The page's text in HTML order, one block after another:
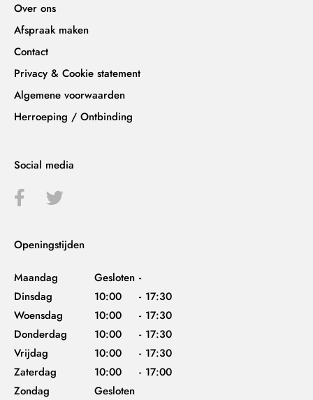
Over ons
Afspraak maken
Contact
Privacy & Cookie statement
Algemene voorwaarden
Herroeping / Ontbinding
Social media
Openingstijden
Maandag Gesloten -
Dinsdag
10:00 - 17:30
Woensdag
10:00 - 17:30
Donderdag
10:00 - 17:30
Vrijdag
10:00 - 17:30
Zaterdag
10:00 - 17:00
Zondag
Gesloten